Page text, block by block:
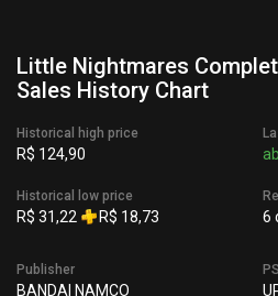
Little Nightmares
Sales History Chart
Historical high price
R$ 124,90
Historical low price
R$ 31,22 R$ 18,73 6
Publisher
BANDAI NAMCO